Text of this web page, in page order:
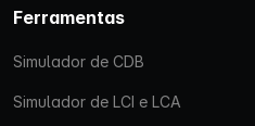
Ferramentas
Simulador de CDB
Simulador de LCI e LCA